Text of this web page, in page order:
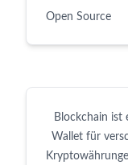
Open Source
Blockchain ist
Wallet für